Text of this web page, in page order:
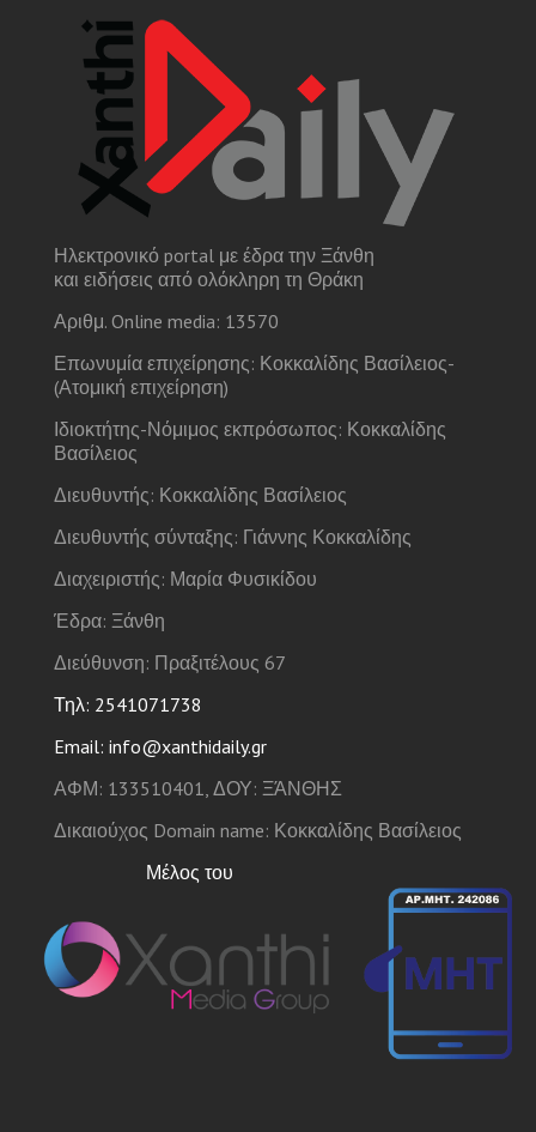
Ηλεκτρονικό portal με έδρα την Ξάνθη
και ειδήσεις από ολόκληρη τη Θράκη
Αριθμ. Online media: 13570
Επωνυμία επιχείρησης: Κοκκαλίδης Βασίλειος-
(Ατομική επιχείρηση)
Ιδιοκτήτης-Νόμιμος εκπρόσωπος: Κοκκαλίδης
Βασίλειος
Διευθυντής: Κοκκαλίδης Βασίλειος
Διευθυντής σύνταξης: Γιάννης Κοκκαλίδης
Διαχειριστής: Μαρία Φυσικίδου
Έδρα: Ξάνθη
Διεύθυνση: Πραξιτέλους 67
Τηλ: 2541071738
Email: info@xanthidaily.gr
ΑΦΜ: 133510401, ΔΟΥ: ΞΆΝΘΗΣ
Δικαιούχος Domain name: Κοκκαλίδης Βασίλειος
Μέλος του